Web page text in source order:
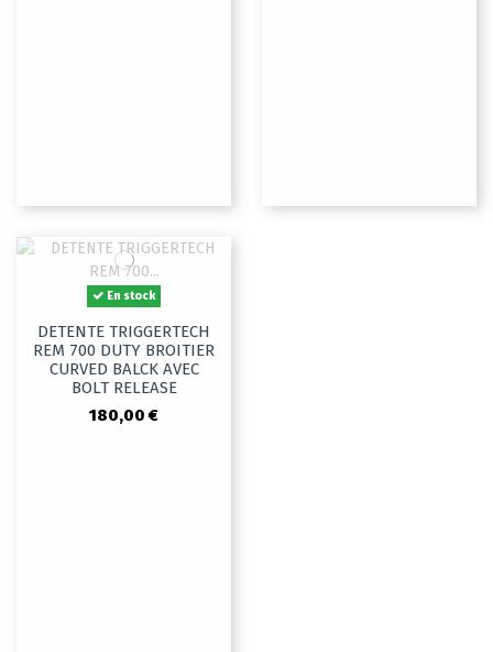
En stock
DETENTE TRIGGERTECH
REM 700 DUTY BROITIER
CURVED BALCK AVEC
BOLT RELEASE
180,00 €